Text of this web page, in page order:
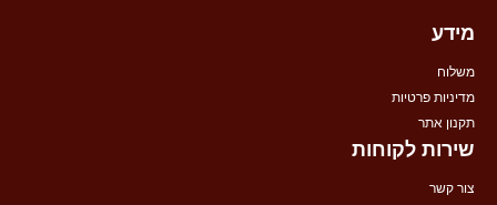
מידע
משלוח
מדיניות פרטיות
תקנון אתר
שירות לקוחות
צור קשר